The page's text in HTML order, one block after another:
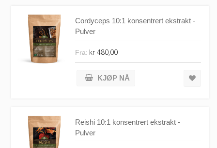
Cordyceps 10:1 konsentrert ekstrakt -
Pulver
Fra: kr 480,00
KJØP NÅ
Reishi 10:1 konsentrert ekstrakt -
Pulver